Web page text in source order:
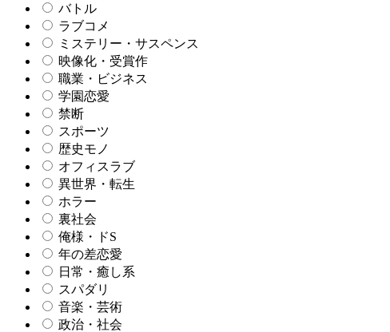
バトル
ラブコメ
ミステリー・サスペンス
映像化・受賞作
職業・ビジネス
学園恋愛
禁断
スポーツ
歴史モノ
オフィスラブ
異世界・転生
ホラー
裏社会
俺様・ドS
年の差恋愛
日常・癒し系
スパダリ
音楽・芸術
政治・社会